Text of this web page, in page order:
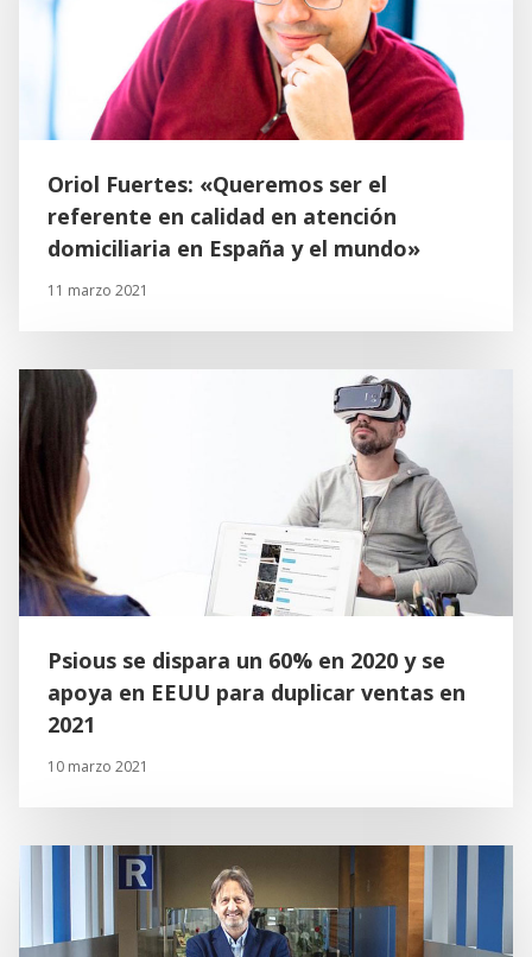
Oriol Fuertes: «Queremos ser el
referente en calidad en atención
domiciliaria en España y el mundo»
11 marzo 2021
Psious se dispara un 60% en 2020 y se
apoya en EEUU para duplicar ventas en
2021
10 marzo 2021